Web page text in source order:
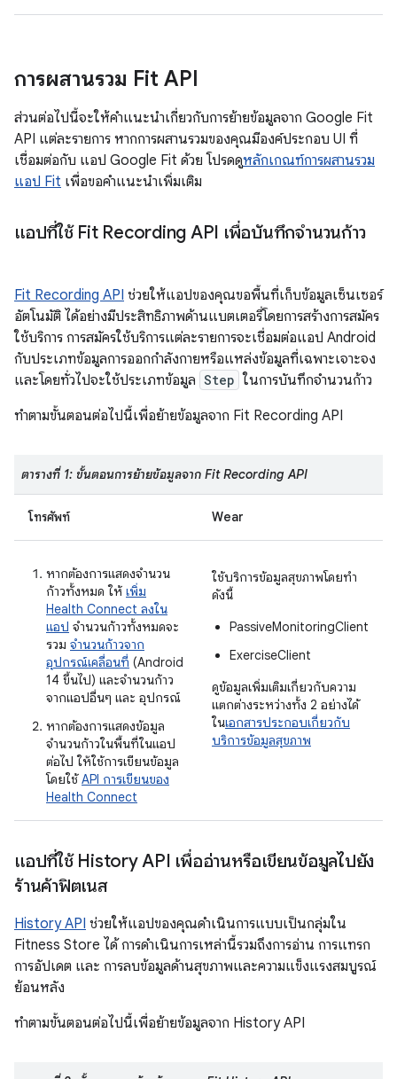
การผสานรวม Fit API
ส่วนต่อไปนี้จะให้คำแนะนำเกี่ยวกับการย้ายข้อมูลจาก Google Fit
API แต่ละรายการ หากการผสานรวมของคุณมีองค์ประกอบ UI ที่
เชื่อมต่อกับ แอป Google Fit ด้วย โปรดดูหลักเกณฑ์การผสานรวม
แอป Fit เพื่อขอคำแนะนำเพิ่มเติม
แอปที่ใช้ Fit Recording API เพื่อบันทึกจำนวนก้าว
Fit Recording API ช่วยให้แอปของคุณขอพื้นที่เก็บข้อมูลเซ็นเซอร์
อัตโนมัติ ได้อย่างมีประสิทธิภาพด้านแบตเตอรี่โดยการสร้างการสมัคร
ใช้บริการ การสมัครใช้บริการแต่ละรายการจะเชื่อมต่อแอป Android
กับประเภทข้อมูลการออกกำลังกายหรือแหล่งข้อมูลที่เฉพาะเจาะจง
และโดยทั่วไปจะใช้ประเภทข้อมูล Step ในการบันทึกจำนวนก้าว
ทำตามขั้นตอนต่อไปนี้เพื่อย้ายข้อมูลจาก Fit Recording API
ตารางที่ 1: ขั้นตอนการย้ายข้อมูลจาก Fit Recording API
โทรศัพท์ Wear
หากต้องการแสดงจำนวน
ก้าวทั้งหมด ให้ เพิ่ม
Health Connect ลงใน
แอป จำนวนก้าวทั้งหมดจะ
รวม จำนวนก้าวจาก
อุปกรณ์เคลื่อนที่ (Android
14 ขึ้นไป) และจำนวนก้าว
จากแอปอื่นๆ และ อุปกรณ์
หากต้องการแสดงข้อมูล
จำนวนก้าวในพื้นที่ในแอป
ต่อไป ให้ใช้การเขียนข้อมูล
โดยใช้API การเขียนของ
Health Connect
ใช้บริการข้อมูลสุขภาพโดยทำ
ดังนี้
PassiveMonitoringClient
ExerciseClient
ดูข้อมูลเพิ่มเติมเกี่ยวกับความ
แตกต่างระหว่างทั้ง 2 อย่างได้
ในเอกสารประกอบเกี่ยวกับ
บริการข้อมูลสุขภาพ
แอปที่ใช้ History API เพื่ออ่านหรือเขียนข้อมูลไปยัง
ร้านค้าฟิตเนส
History API ช่วยให้แอปของคุณดำเนินการแบบเป็นกลุ่มใน
Fitness Store ได้ การดำเนินการเหล่านี้รวมถึงการอ่าน การแทรก
การอัปเดต และ การลบข้อมูลด้านสุขภาพและความแข็งแรงสมบูรณ์
ย้อนหลัง
ทำตามขั้นตอนต่อไปนี้เพื่อย้ายข้อมูลจาก History API